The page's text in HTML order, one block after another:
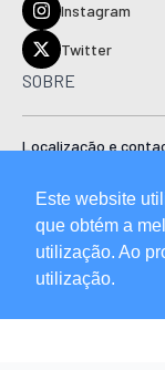
Instagram
Twitter
SOBRE
Localização e
Ficha técnica
Manual de boas
Descubra as
Este website
que obtém a
utilização. Ao
utilização.